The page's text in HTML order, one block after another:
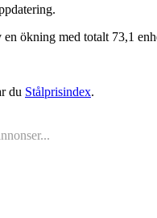
ökning med totalt 73,1
du Stålprisindex.